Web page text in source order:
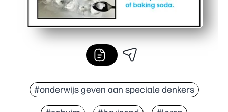
#onderwijs geven aan speciale denkers